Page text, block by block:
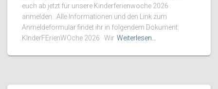
euch ab jetzt für unsere Kinderferienwoche 2026
anmelden. Alle Informationen und den Link zum
Anmeldeformular findet ihr in folgendem Dokument:
KInderFErienWOche 2026 Wir Weiterlesen…